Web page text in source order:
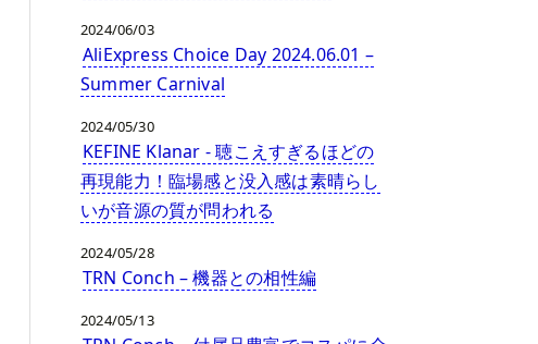
2024/06/03
AliExpress Choice Day 2024.06.01 –
Summer Carnival
2024/05/30
KEFINE Klanar - 聴こえすぎるほどの
再現能力！臨場感と没入感は素晴らし
いが音源の質が問われる
2024/05/28
TRN Conch – 機器との相性編
2024/05/13